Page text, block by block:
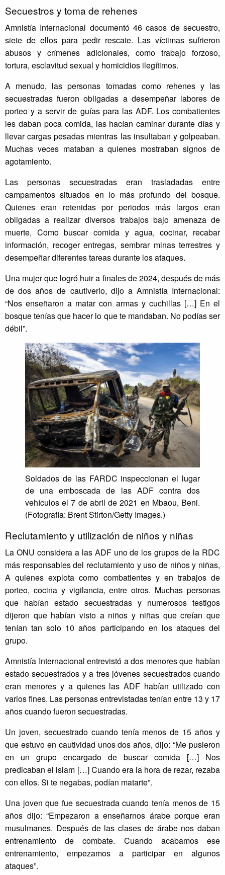
Secuestros y toma de rehenes
Amnistía Internacional documentó 46 casos de secuestro,
siete de ellos para pedir rescate. Las víctimas sufrieron
abusos y crímenes adicionales, como trabajo forzoso,
tortura, esclavitud sexual y homicidios ilegítimos.
A menudo, las personas tomadas como rehenes y las
secuestradas fueron obligadas a desempeñar labores de
porteo y a servir de guías para las ADF. Los combatientes
les daban poca comida, las hacían caminar durante días y
llevar cargas pesadas mientras las insultaban y golpeaban.
Muchas veces mataban a quienes mostraban signos de
agotamiento.
Las personas secuestradas eran trasladadas entre
campamentos situados en lo más profundo del bosque.
Quienes eran retenidas por periodos más largos eran
obligadas a realizar diversos trabajos bajo amenaza de
muerte, Como buscar comida y agua, cocinar, recabar
información, recoger entregas, sembrar minas terrestres y
desempeñar diferentes tareas durante los ataques.
Una mujer que logró huir a finales de 2024, después de más
de dos años de cautiverio, dijo a Amnistía Internacional:
“Nos enseñaron a matar con armas y cuchillas […] En el
bosque tenías que hacer lo que te mandaban. No podías ser
débil”.
Soldados de las FARDC inspeccionan el lugar
de una emboscada de las ADF contra dos
vehículos el 7 de abril de 2021 en Mbaou, Beni.
(Fotografía: Brent Stirton/Getty Images.)
Reclutamiento y utilización de niños y niñas
La ONU considera a las ADF uno de los grupos de la RDC
más responsables del reclutamiento y uso de niños y niñas,
A quienes explota como combatientes y en trabajos de
porteo, cocina y vigilancia, entre otros. Muchas personas
que habían estado secuestradas y numerosos testigos
dijeron que habían visto a niños y niñas que creían que
tenían tan solo 10 años participando en los ataques del
grupo.
Amnistía Internacional entrevistó a dos menores que habían
estado secuestrados y a tres jóvenes secuestrados cuando
eran menores y a quienes las ADF habían utilizado con
varios fines. Las personas entrevistadas tenían entre 13 y 17
años cuando fueron secuestradas.
Un joven, secuestrado cuando tenía menos de 15 años y
que estuvo en cautividad unos dos años, dijo: “Me pusieron
en un grupo encargado de buscar comida […] Nos
predicaban el islam […] Cuando era la hora de rezar, rezaba
con ellos. Si te negabas, podían matarte”.
Una joven que fue secuestrada cuando tenía menos de 15
años dijo: “Empezaron a enseñarnos árabe porque eran
musulmanes. Después de las clases de árabe nos daban
entrenamiento de combate. Cuando acabamos ese
entrenamiento, empezamos a participar en algunos
ataques”.